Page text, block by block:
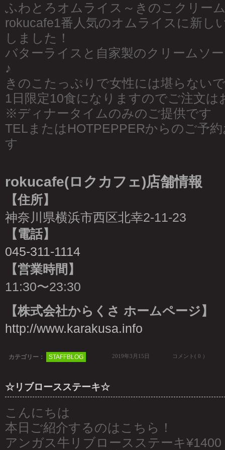
ふわとろオムライス～きのこクリー
rokucafe1番人気のオムライスに新し
しました！
バターライスと自家製のクリームソ
♪
きのこたっぷりで女性には堪らない
1日限定10食になりますのでご注文は
※ディナータイムのみのご提供です
TELまたはHOTPEPPERからのご予
す
rokucafe(ロクカフェ)店舗情報
【住所】
神奈川県横浜市西区北幸2-11-23
【電話】
045-311-1114
【営業時間】
11:30〜23:30
【株式会社からくさ ホームページ】
http://www.karakusa.info
カテゴリー： STAFFBLOG 2019年3月15日 コメント( 0 ）
☆リブロースステーキ☆
こんにちは
本日ご紹介するのはこちら！
アンガス牛リブロースステーキ¥1400